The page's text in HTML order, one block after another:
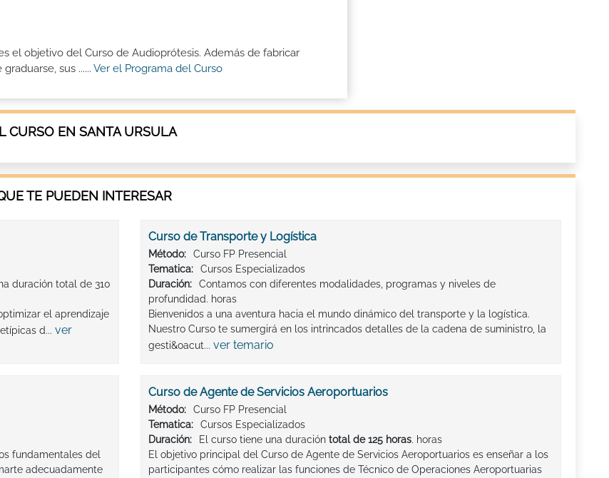
el objetivo del Curso de Audioprótesis. Además de fabricar
sus ...... Ver el Programa del Curso
CURSO EN SANTA URSULA
TE PUEDEN INTERESAR
duración total de 310
el aprendizaje
d... ver
Curso de Transporte y Logística
Método:
Curso FP Presencial
Tematica:
Cursos Especializados
Duración:
Contamos con diferentes modalidades, programas y niveles de
profundidad. horas
Bienvenidos a una aventura hacia el mundo dinámico del transporte y la logística.
Nuestro Curso te sumergirá en los intrincados detalles de la cadena de suministro, la
gesti&oacut... ver temario
fundamentales del
adecuadamente
Curso de Agente de Servicios Aeroportuarios
Método:
Curso FP Presencial
Tematica:
Cursos Especializados
Duración:
El curso tiene una duración total de 125 horas. horas
El objetivo principal del Curso de Agente de Servicios Aeroportuarios es enseñar a los
participantes cómo realizar las funciones de Técnico de Operaciones Aeroportuarias